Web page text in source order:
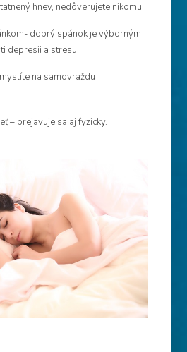
hnev, nedôverujete nikomu
dobrý spánok je výborným
depresii a stresu
na samovraždu
– prejavuje sa aj fyzicky.